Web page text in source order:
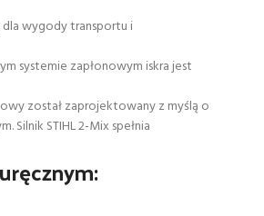
wygody transportu i
systemie zapłonowym iskra jest
został zaprojektowany z myślą o
STIHL 2-Mix spełnia